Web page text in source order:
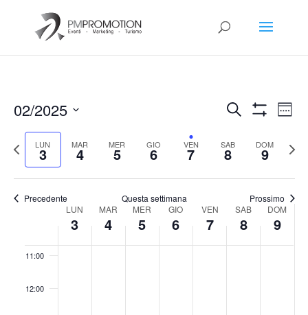
Eventi
e
viste
Cerca
02/2025
date.
Previous
LUN
3 MAR
4 MER
5 GIO
6 VEN
7 SAB
8 DOM
9
Precedente Questa settimana Prossimo
Eventi
LUN
3
MAR
4
MER
5
GIO
6
VEN
7
SAB
8
DOM
9
05:00
08:00
11:00
12:00